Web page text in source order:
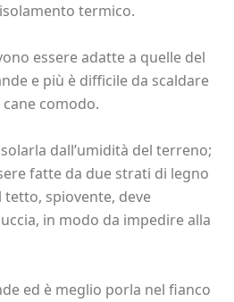
termico.
essere adatte a quelle del
e più è difficile da scaldare
comodo.
dall’umidità del terreno;
fatte da due strati di legno
spiovente, deve
in modo da impedire alla
ed è meglio porla nel fianco